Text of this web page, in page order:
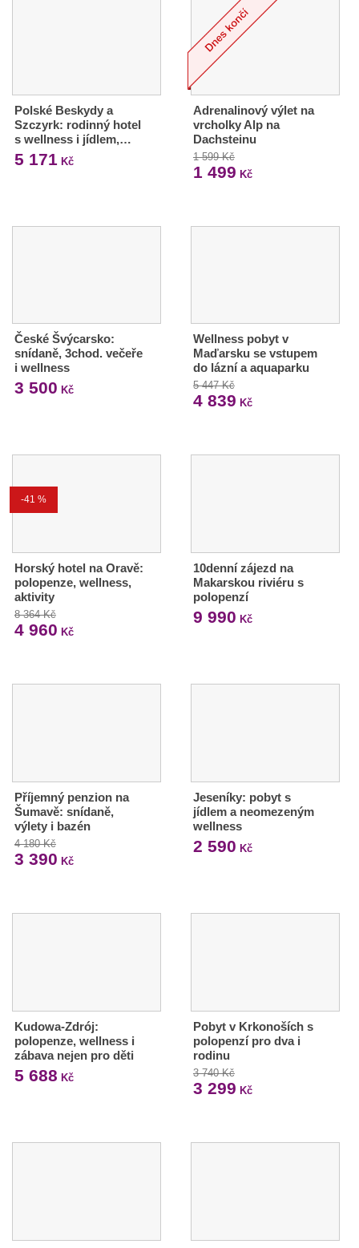
Polské Beskydy a
Szczyrk: rodinný hotel
s wellness i jídlem,…
5 171 Kč
Adrenalinový výlet na
vrcholky Alp na
Dachsteinu
1 599 Kč
1 499 Kč
České Švýcarsko:
snídaně, 3chod. večeře
i wellness
3 500 Kč
Wellness pobyt v
Maďarsku se vstupem
do lázní a aquaparku
5 447 Kč
4 839 Kč
-41 %
Horský hotel na Oravě:
polopenze, wellness,
aktivity
8 364 Kč
4 960 Kč
10denní zájezd na
Makarskou riviéru s
polopenzí
9 990 Kč
Příjemný penzion na
Šumavě: snídaně,
výlety i bazén
4 180 Kč
3 390 Kč
Jeseníky: pobyt s
jídlem a neomezeným
wellness
2 590 Kč
Kudowa-Zdrój:
polopenze, wellness i
zábava nejen pro děti
5 688 Kč
Pobyt v Krkonoších s
polopenzí pro dva i
rodinu
3 740 Kč
3 299 Kč